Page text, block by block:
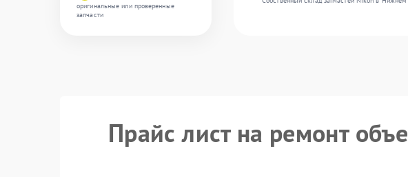
оригинальные или проверенные
запчасти
Прайс лист на ремонт